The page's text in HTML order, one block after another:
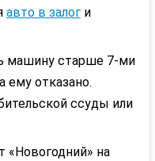
авто в залоги
машину старше 7-ми
ему отказано.
ссуды или
«Новогодний» на